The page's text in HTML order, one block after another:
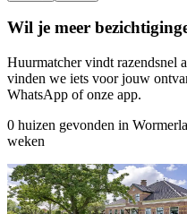
Wil je meer
Huurmatcher vindt razendsnel
vinden we iets voor jouw
WhatsApp of onze app.
0 huizen gevonden in
weken